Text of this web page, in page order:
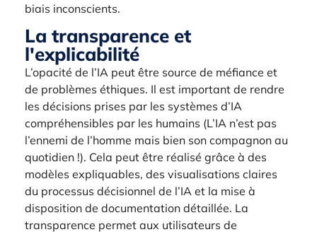
biais inconscients.
La transparence et
l'explicabilité
L’opacité de l’IA peut être source de méfiance et
de problèmes éthiques. Il est important de rendre
les décisions prises par les systèmes d’IA
compréhensibles par les humains (L’IA n’est pas
l’ennemi de l’homme mais bien son compagnon au
quotidien !). Cela peut être réalisé grâce à des
modèles expliquables, des visualisations claires
du processus décisionnel de l’IA et la mise à
disposition de documentation détaillée. La
transparence permet aux utilisateurs de